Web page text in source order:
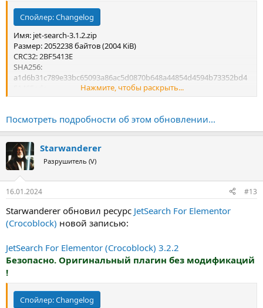
Спойлер:Changelog
Имя: jet-search-3.1.2.zip
Размер: 2052238 байтов (2004 KiB)
CRC32: 2BF5413E
SHA256:
a1d6b31c789e33bc65093a86ac5d0870b648a44854d4594b73352bd4
SHA1...
Нажмите, чтобы раскрыть...
Посмотреть подробности об этом обновлении...
Starwanderer
Разрушитель (V)
16.01.2024 #13
Starwanderer обновил ресурс JetSearch For Elementor
(Crocoblock) новой записью:
JetSearch For Elementor (Crocoblock) 3.2.2
Безопасно. Оригинальный плагин без модификаций
!
Спойлер:Changelog